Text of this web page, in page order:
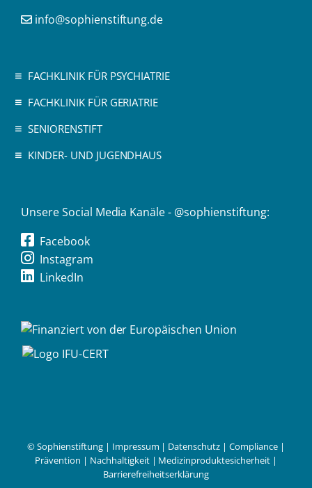
info@sophienstiftung.de
FACHKLINIK FÜR PSYCHIATRIE
FACHKLINIK FÜR GERIATRIE
SENIORENSTIFT
KINDER- UND JUGENDHAUS
Unsere Social Media Kanäle - @sophienstiftung:
Facebook
Instagram
LinkedIn
© Sophienstiftung | Impressum | Datenschutz | Compliance|
Prävention | Nachhaltigkeit| Medizinproduktesicherheit|
Barrierefreiheitserklärung